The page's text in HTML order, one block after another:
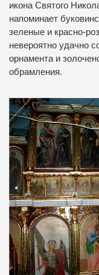
икона Святого
напоминает
зеленые и красно-
невероятно удачно
орнамента и
обрамления.